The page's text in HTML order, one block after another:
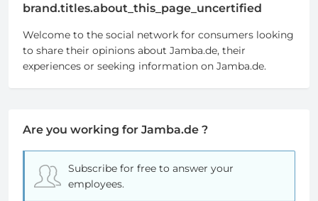
brand.titles.about_this_page_uncertified
Welcome to the social network for consumers looking
to share their opinions about Jamba.de, their
experiences or seeking information on Jamba.de.
Are you working for Jamba.de ?
Subscribe for freeto answer your
employees.